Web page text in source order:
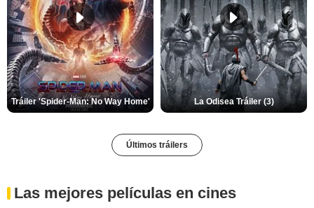
Tráiler 'Spider-Man: No Way Home' La Odisea Tráiler (3)
Últimos tráilers
Las mejores películas en cines